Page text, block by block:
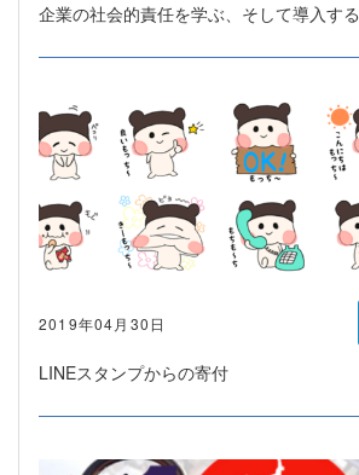
企業の社会的責任を学ぶ、そして導入する
2019年04月30日
LINEスタンプからの寄付